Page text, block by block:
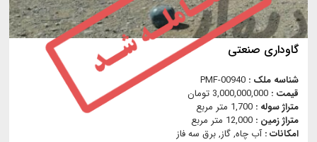
گاوداری صنعتی
شناسه ملک : PMF-00940
قیمت : 3,000,000,000 تومان
متراژ سوله : 1,700 متر مربع
متراژ زمین : 12,000 متر مربع
امکانات :آب چاه, گاز, برق سه فاز